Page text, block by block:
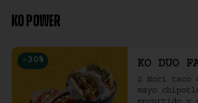
KO POWER
-30 % KO DUO
2 Nori taco
mayo